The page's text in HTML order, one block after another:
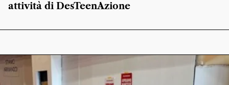
attività di DesTeenAzione